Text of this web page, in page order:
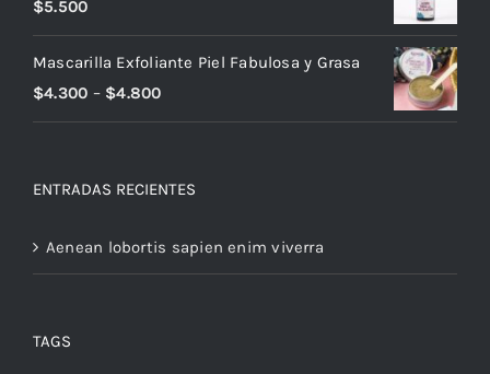
$5.500
Mascarilla Exfoliante Piel Fabulosa y Grasa
$4.300 – $4.800
ENTRADAS RECIENTES
Aenean lobortis sapien enim viverra
TAGS